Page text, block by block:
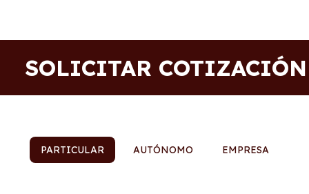
SOLICITAR COTIZACIÓN
PARTICULAR AUTÓNOMO EMPRESA